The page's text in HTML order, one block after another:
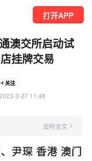
打开APP
澳交所启动试
挂牌交易
关注
2023-3-27 11:48
去听全文
尹琛 香港 澳门